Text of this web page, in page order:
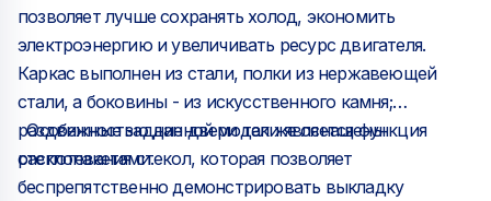
позволяет лучше сохранять холод, экономить
электроэнергию и увеличивать ресурс двигателя.
Каркас выполнен из стали, полки из нержавеющей
стали, а боковины - из искусственного камня;
раздвижные задние двери так же оснащены
стеклопакетами.
Особенностью данной модели является функция
распотевания стекол, которая позволяет
беспрепятственно демонстрировать выкладку